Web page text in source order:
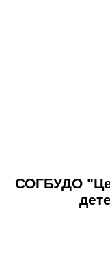
СОГБУДО